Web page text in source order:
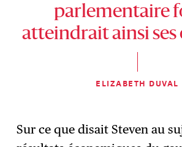
parlementaire
atteindrait ainsi ses
ELIZABETH DUVAL
Sur ce que disait Steven au